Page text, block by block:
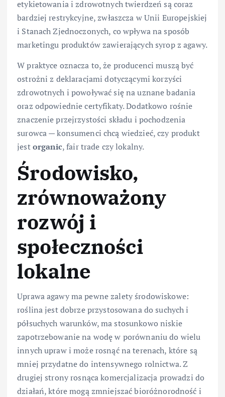
etykietowania i zdrowotnych twierdzeń są coraz
bardziej restrykcyjne, zwłaszcza w Unii Europejskiej
i Stanach Zjednoczonych, co wpływa na sposób
marketingu produktów zawierających syrop z agawy.
W praktyce oznacza to, że producenci muszą być
ostrożni z deklaracjami dotyczącymi korzyści
zdrowotnych i powoływać się na uznane badania
oraz odpowiednie certyfikaty. Dodatkowo rośnie
znaczenie przejrzystości składu i pochodzenia
surowca — konsumenci chcą wiedzieć, czy produkt
jestorganic, fair trade czy lokalny.
Środowisko,
zrównoważony
rozwój i
społeczności
lokalne
Uprawa agawy ma pewne zalety środowiskowe:
roślina jest dobrze przystosowana do suchych i
półsuchych warunków, ma stosunkowo niskie
zapotrzebowanie na wodę w porównaniu do wielu
innych upraw i może rosnąć na terenach, które są
mniej przydatne do intensywnego rolnictwa. Z
drugiej strony rosnąca komercjalizacja prowadzi do
działań, które mogą zmniejszać bioróżnorodność i